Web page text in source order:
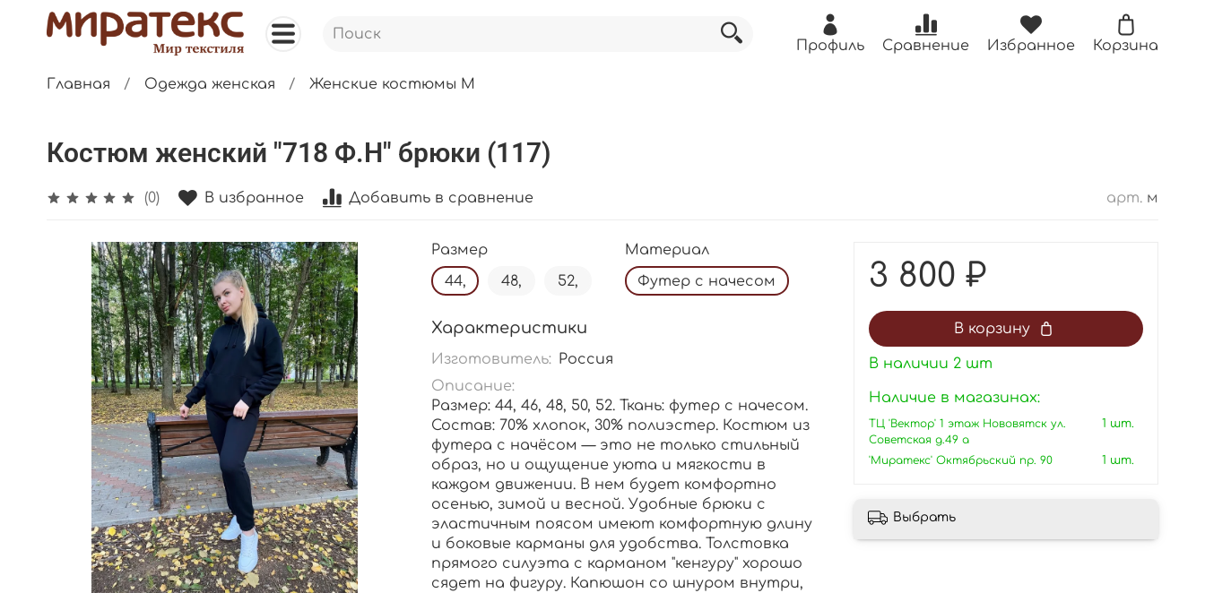
Профиль Сравнение Избранное Корзина
Главная Одежда женская Женские костюмы М
Костюм женский "718 Ф.Н" брюки (117)
(0) В избранное Добавить в сравнение арт. м
Размер
44,
48, 52,
Материал
Футер с начесом
Характеристики
Изготовитель: Россия
Описание:
Размер: 44, 46, 48, 50, 52. Ткань: футер с начесом.
Состав: 70% хлопок, 30% полиэстер. Костюм из
футера с начёсом — это не только стильный
образ, но и ощущение уюта и мягкости в
каждом движении. В нем будет комфортно
осенью, зимой и весной. Удобные брюки с
эластичным поясом имеют комфортную длину
и боковые карманы для удобства. Толстовка
прямого силуэта с карманом "кенгуру" хорошо
сядет на фигуру. Капюшон со шнуром внутри,
3 800 ₽
В корзину
В наличии 2 шт
Наличие в магазинах:
ТЦ 'Вектор' 1 этаж Нововятск ул.
Советская д.49 а
1 шт.
'Миратекс' Октябрьский пр. 90 1 шт.
Выбрать